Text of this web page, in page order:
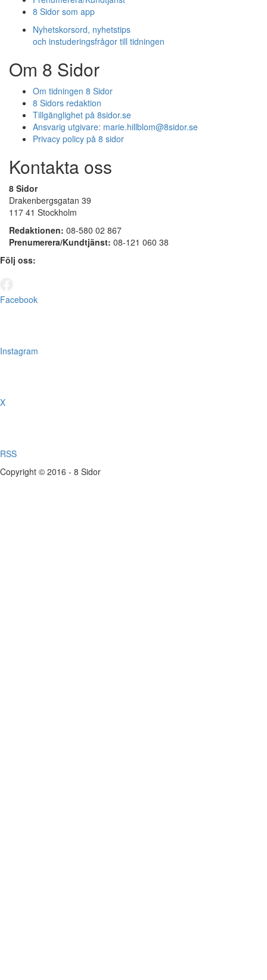
8 Sidor som app
Nyhetskorsord, nyhetstips
och instuderingsfrågor till tidningen
Om 8 Sidor
Om tidningen 8 Sidor
8 Sidors redaktion
Tillgänglighet på 8sidor.se
Ansvarig utgivare: marie.hillblom@8sidor.se
Privacy policy på 8 sidor
Kontakta oss
8 Sidor
Drakenbergsgatan 39
117 41 Stockholm
Redaktionen: 08-580 02 867
Prenumerera/Kundtjänst: 08-121 060 38
Följ oss:
Facebook
Instagram
X
RSS
Copyright © 2016 - 8 Sidor